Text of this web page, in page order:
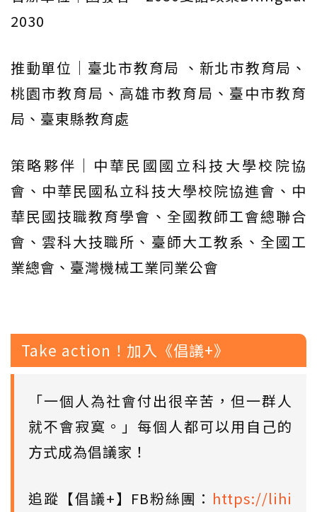
2030
推動單位｜臺北市教育局 、新北市教育局、
桃園市教育局、高雄市教育局、臺中市教育
局、臺東縣教育處
策略夥伴｜中華民國國立科技大學校院協
會、中華民國私立科技大學校院協進會、中
華民國技職教育學會、全國教師工會總聯合
會、雲科大技職所、臺師大工教系、全國工
業總會、臺灣機械工業同業公會
Take action！加入《倡議+》
「一個人為社會付出很辛苦，但一群人
就不會寂寞。」每個人都可以用自己的
方式成為倡議家！
追蹤【倡議+】FB粉絲團： https://lihi